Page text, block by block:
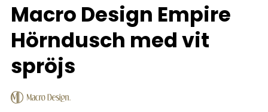
Macro Design Empire
Hörndusch med vit
spröjs